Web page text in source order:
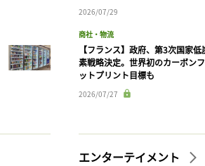
2026/07/29
商社・物流
【フランス】政府、第3次国家低
素戦略決定。世界初のカーボンフ
ットプリント目標も
2026/07/27
エンターテイメント